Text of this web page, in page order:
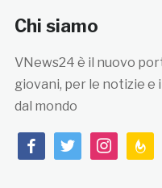
Chi siamo
VNews24 è il nuovo
giovani, per le notizie e
dal mondo
facebooktwitterinstagram